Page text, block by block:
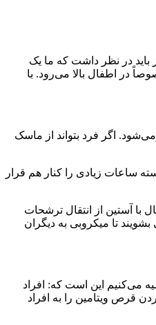
در نظر داشت که ما یک
در اطفال بالا می‌رود. با
اگر فرد بتواند از ماسک
ساعات زیادی را کنار هم قرار
با آستین از انتقال ترشحات
تا میکروبی به دیگران
می‌کنیم این است که: افراد
قرص ویتامین را به افراد